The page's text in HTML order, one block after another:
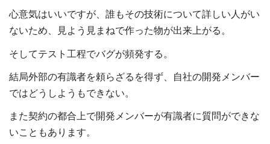
心意気はいいですが、誰もその技術について詳しい人がい
ないため、見よう見まねで作った物が出来上がる。
そしてテスト工程でバグが頻発する。
結局外部の有識者を頼らざるを得ず、自社の開発メンバー
ではどうしようもできない。
また契約の都合上で開発メンバーが有識者に質問ができな
いこともあります。